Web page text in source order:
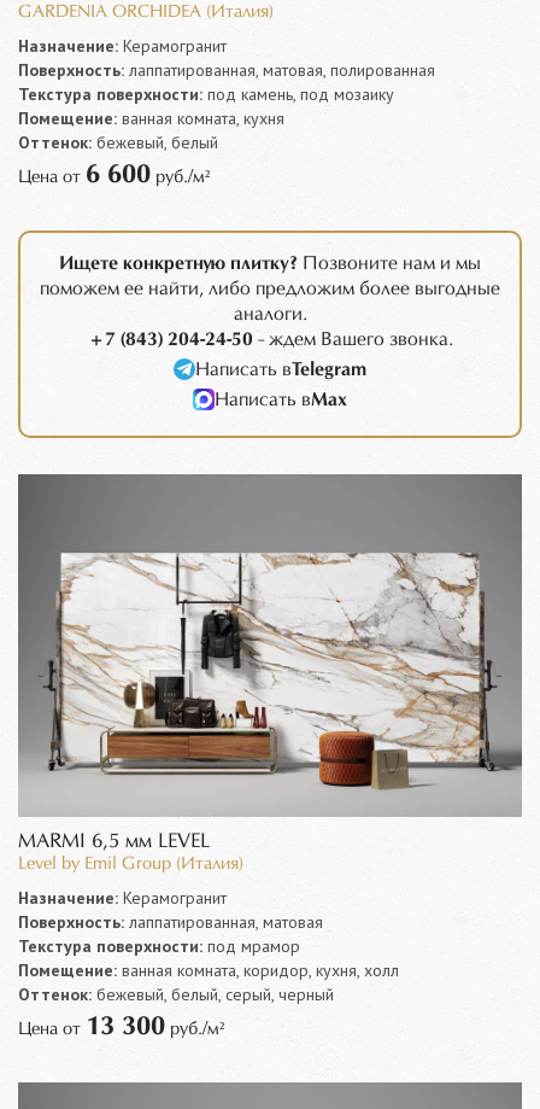
GARDENIA ORCHIDEA (Италия)
Назначение: Керамогранит
Поверхность: лаппатированная, матовая, полированная
Текстура поверхности: под камень, под мозаику
Помещение: ванная комната, кухня
Оттенок: бежевый, белый
Цена от 6 600 руб./м²
Ищете конкретную плитку? Позвоните нам и мы
поможем ее найти, либо предложим более выгодные
аналоги.
+7 (843) 204-24-50 - ждем Вашего звонка.
Написать вTelegram
Написать вMax
MARMI 6,5 мм LEVEL
Level by Emil Group (Италия)
Назначение: Керамогранит
Поверхность: лаппатированная, матовая
Текстура поверхности: под мрамор
Помещение: ванная комната, коридор, кухня, холл
Оттенок: бежевый, белый, серый, черный
Цена от 13 300 руб./м²